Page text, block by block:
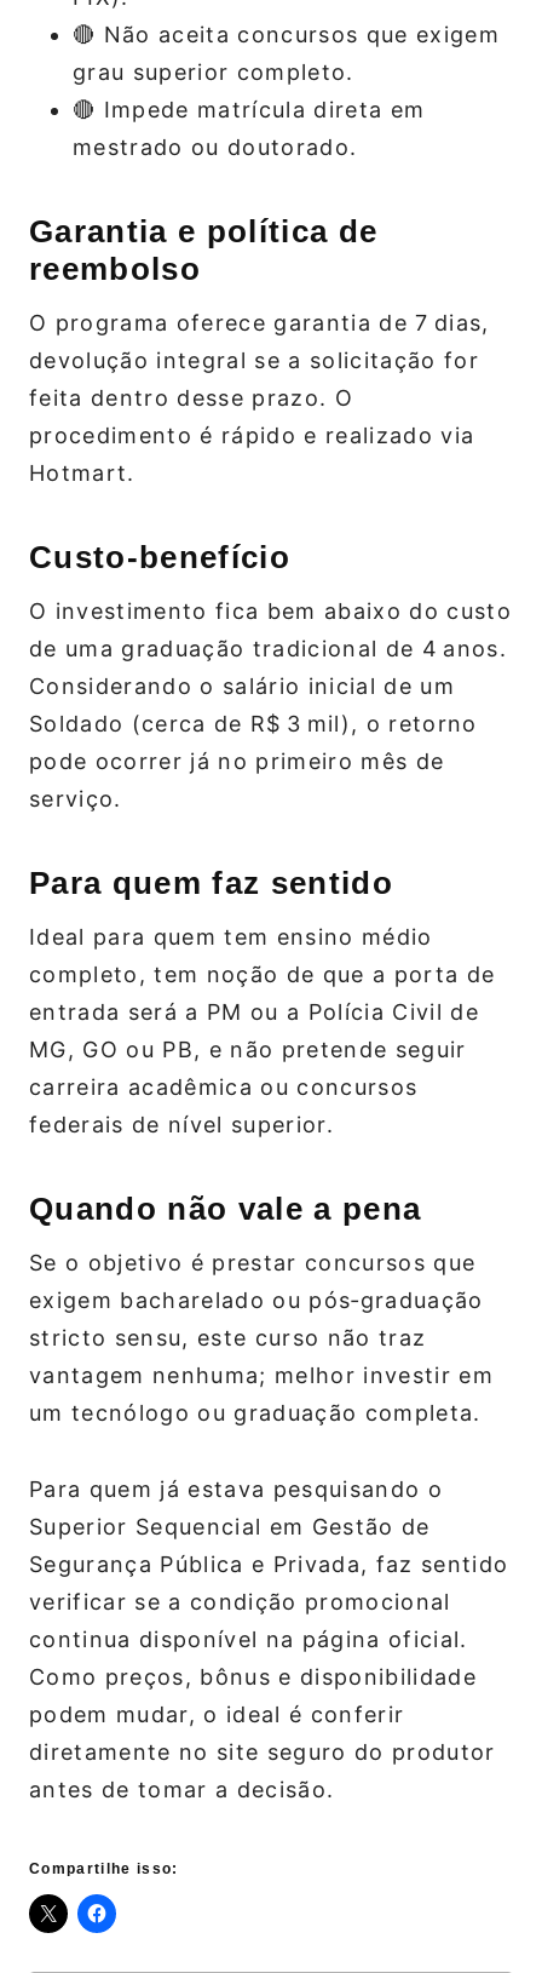
🔴 Não aceita concursos que exigem
grau superior completo.
🔴 Impede matrícula direta em
mestrado ou doutorado.
Garantia e política de
reembolso
O programa oferece garantia de 7 dias,
devolução integral se a solicitação for
feita dentro desse prazo. O
procedimento é rápido e realizado via
Hotmart.
Custo‑benefício
O investimento fica bem abaixo do custo
de uma graduação tradicional de 4 anos.
Considerando o salário inicial de um
Soldado (cerca de R$ 3 mil), o retorno
pode ocorrer já no primeiro mês de
serviço.
Para quem faz sentido
Ideal para quem tem ensino médio
completo, tem noção de que a porta de
entrada será a PM ou a Polícia Civil de
MG, GO ou PB, e não pretende seguir
carreira acadêmica ou concursos
federais de nível superior.
Quando não vale a pena
Se o objetivo é prestar concursos que
exigem bacharelado ou pós‑graduação
stricto sensu, este curso não traz
vantagem nenhuma; melhor investir em
um tecnólogo ou graduação completa.
Para quem já estava pesquisando o
Superior Sequencial em Gestão de
Segurança Pública e Privada, faz sentido
verificar se a condição promocional
continua disponível na página oficial.
Como preços, bônus e disponibilidade
podem mudar, o ideal é conferir
diretamente no site seguro do produtor
antes de tomar a decisão.
Compartilhe isso: